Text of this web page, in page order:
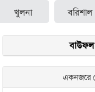
খুলনা বরিশাল
একনজরে